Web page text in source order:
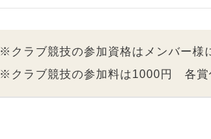
※クラブ競技の参加資格はメンバー様
※クラブ競技の参加料は1000円 各賞